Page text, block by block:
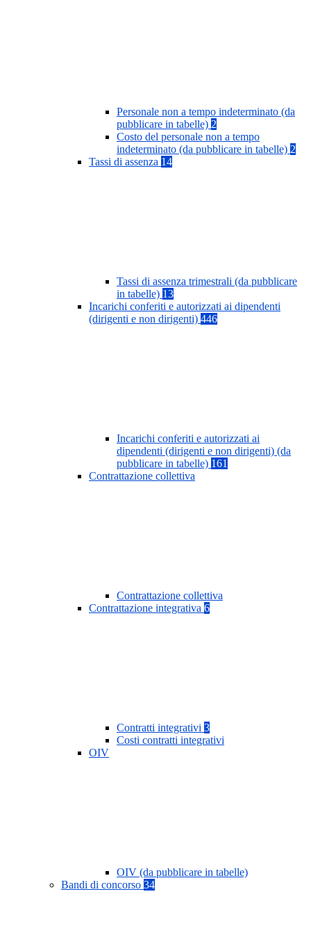
Personale non a tempo indeterminato (da
pubblicare in tabelle) 2
Costo del personale non a tempo
indeterminato (da pubblicare in tabelle) 2
Tassi di assenza 14
Tassi di assenza trimestrali (da pubblicare
in tabelle) 13
Incarichi conferiti e autorizzati ai dipendenti
(dirigenti e non dirigenti) 446
Incarichi conferiti e autorizzati ai
dipendenti (dirigenti e non dirigenti) (da
pubblicare in tabelle) 161
Contrattazione collettiva
Contrattazione collettiva
Contrattazione integrativa 6
Contratti integrativi 3
Costi contratti integrativi
OIV
OIV (da pubblicare in tabelle)
Bandi di concorso 34